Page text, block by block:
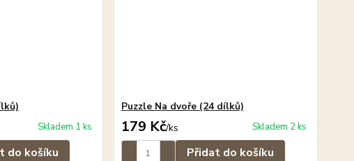
Skladem 1 ks
do košíku
Puzzle Na dvoře (24 dílků)
179 Kč/ks Skladem 2 ks
Přidat do košíku